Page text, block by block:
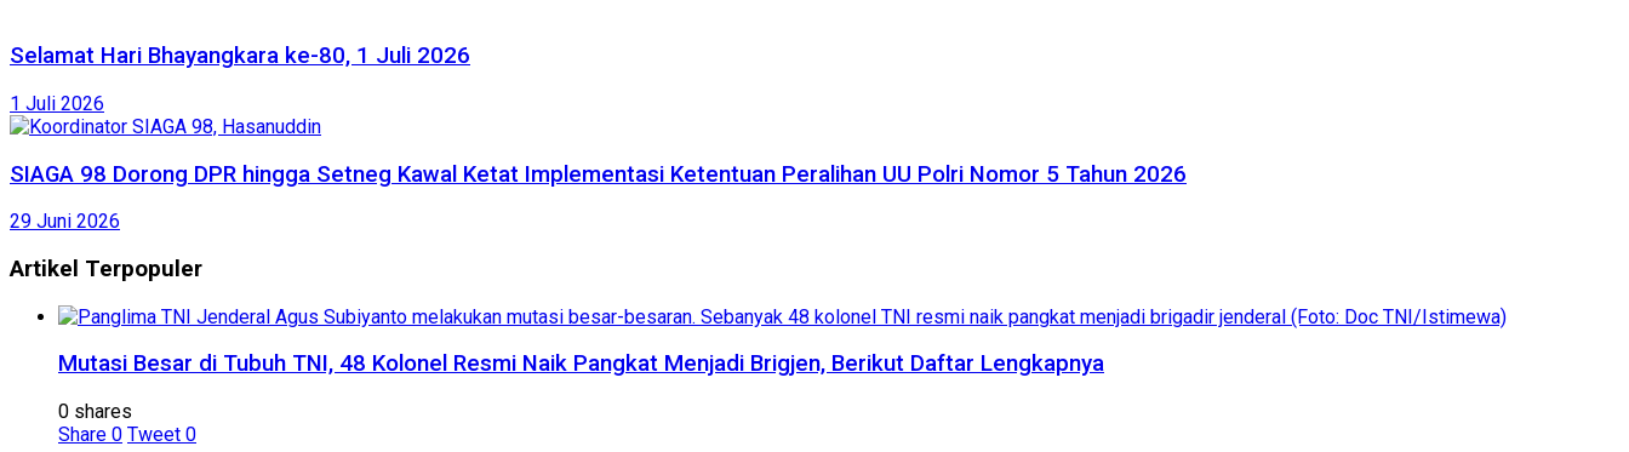
Selamat Hari Bhayangkara ke-80, 1 Juli 2026
1 Juli 2026
SIAGA 98 Dorong DPR hingga Setneg Kawal Ketat Implementasi Ketentuan Peralihan UU Polri Nomor 5 Tahun 2026
29 Juni 2026
Artikel Terpopuler
Mutasi Besar di Tubuh TNI, 48 Kolonel Resmi Naik Pangkat Menjadi Brigjen, Berikut Daftar Lengkapnya
0 shares
Share 0 Tweet 0